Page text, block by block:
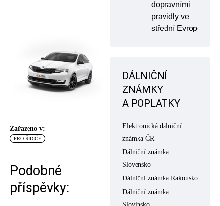
Zařazeno v:
PRO ŘIDIČE
Podobné
příspěvky:
dopravními
pravidly ve
střední Evropě
DÁLNIČNÍ
ZNÁMKY
A POPLATKY
Elektronická dálniční
známka ČR
Dálniční známka
Slovensko
Dálniční známka Rakousko
Dálniční známka
Slovinsko